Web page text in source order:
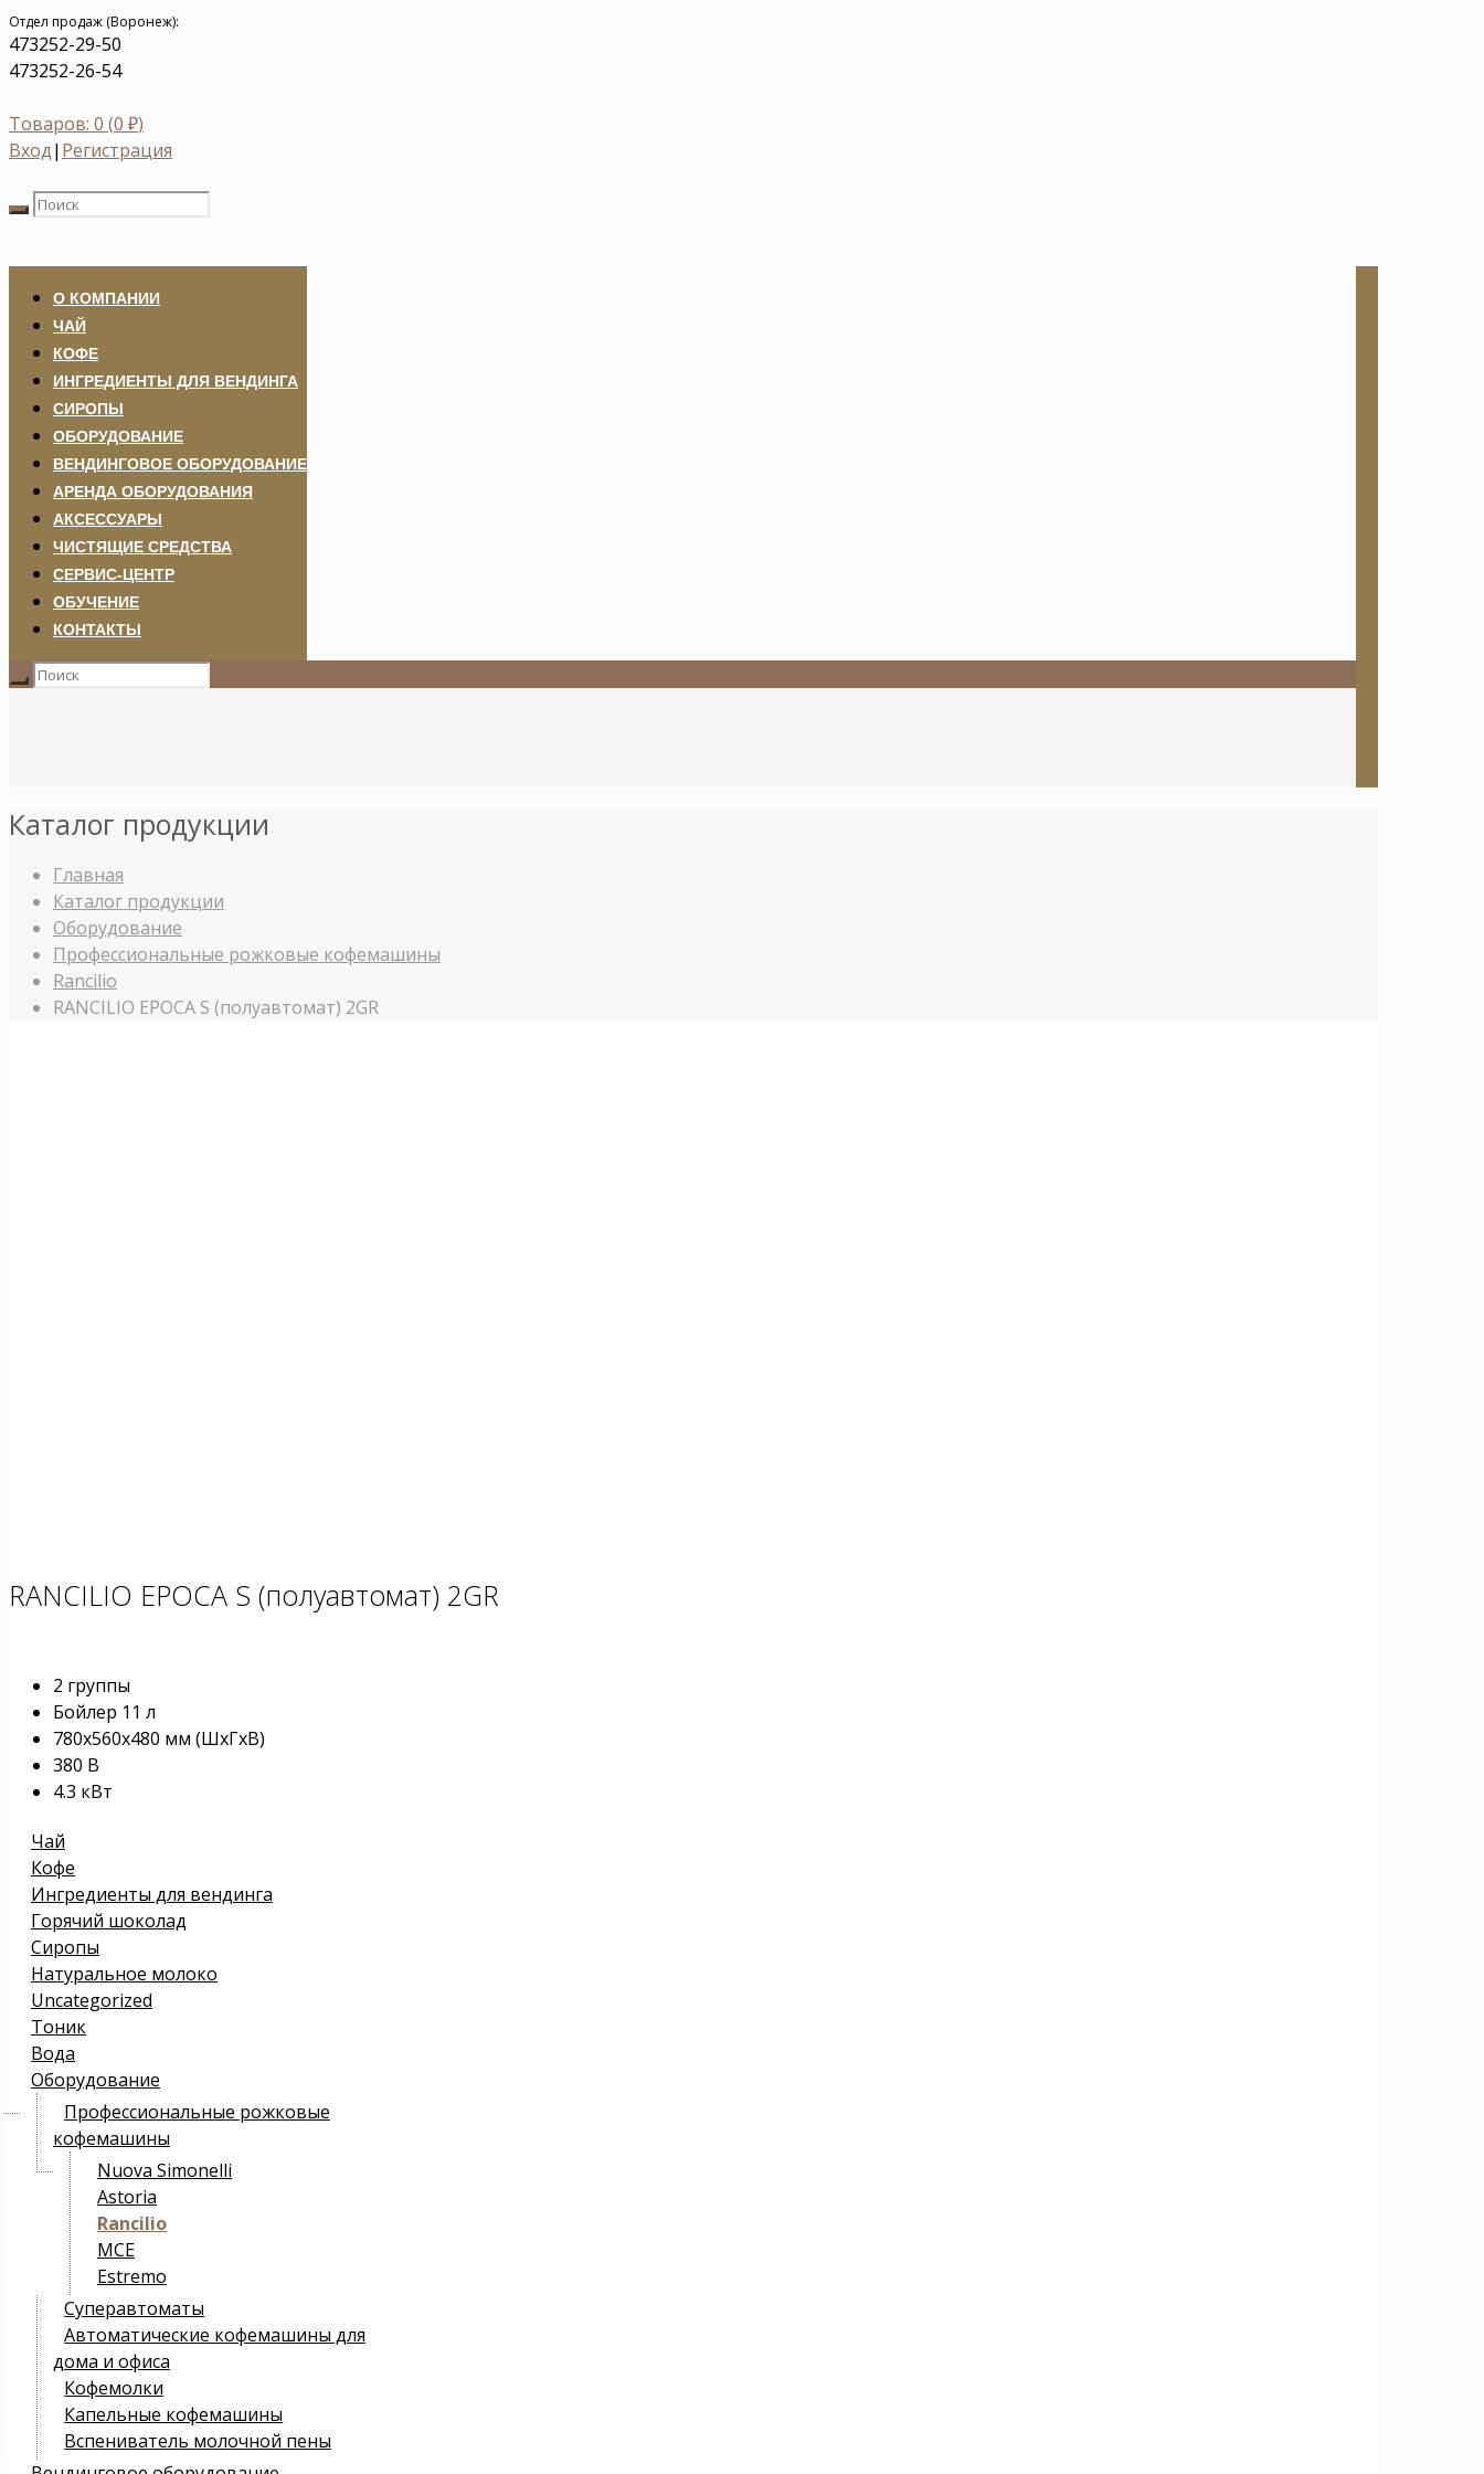
Отдел продаж (Воронеж):
473252-29-50
473252-26-54
Товаров: 0 (0 ₽)
Вход| Регистрация
О КОМПАНИИ
ЧАЙ
КОФЕ
ИНГРЕДИЕНТЫ ДЛЯ ВЕНДИНГА
СИРОПЫ
ОБОРУДОВАНИЕ
ВЕНДИНГОВОЕ ОБОРУДОВАНИЕ
АРЕНДА ОБОРУДОВАНИЯ
АКСЕССУАРЫ
ЧИСТЯЩИЕ СРЕДСТВА
СЕРВИС-ЦЕНТР
ОБУЧЕНИЕ
КОНТАКТЫ
Каталог продукции
Главная
Каталог продукции
Оборудование
Профессиональные рожковые кофемашины
Rancilio
RANCILIO EPOCA S (полуавтомат) 2GR
RANCILIO EPOCA S (полуавтомат) 2GR
2 группы
Бойлер 11 л
780x560x480 мм (ШxГxВ)
380 В
4.3 кВт
Чай
Кофе
Ингредиенты для вендинга
Горячий шоколад
Сиропы
Натуральное молоко
Uncategorized
Тоник
Вода
Оборудование
Профессиональные рожковые
кофемашины
Nuova Simonelli
Astoria
Rancilio
MCE
Estremo
Суперавтоматы
Автоматические кофемашины для
дома и офиса
Кофемолки
Капельные кофемашины
Вспениватель молочной пены